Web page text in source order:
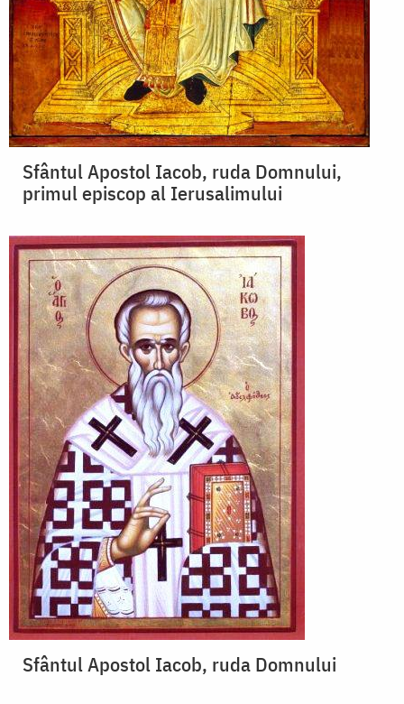
Sfântul Apostol Iacob, ruda Domnului,
primul episcop al Ierusalimului
Sfântul Apostol Iacob, ruda Domnului